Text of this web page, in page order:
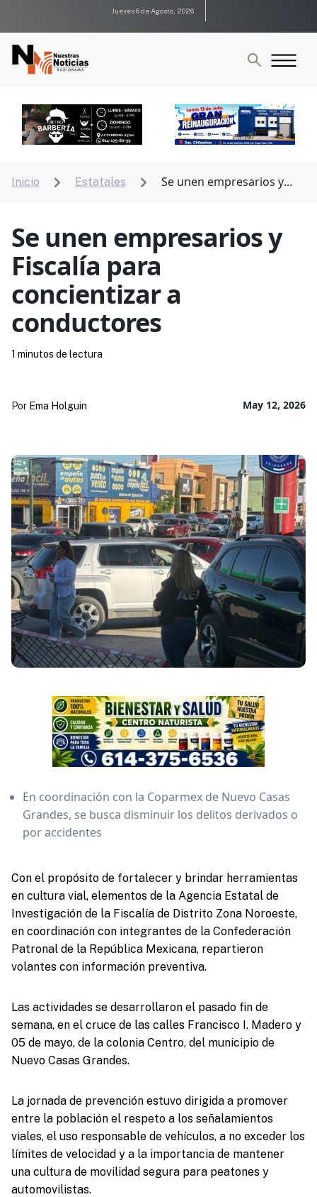
Jueves 6 de Agosto, 2026
Inicio  Estatales 
Se unen empresarios y
Se unen empresarios y
Fiscalía para
concientizar a
conductores
May 12, 2026
Por Ema Holguin
1 minutos de lectura
En coordinación con la Coparmex de Nuevo Casas
Grandes, se busca disminuir los delitos derivados o
por accidentes
Con el propósito de fortalecer y brindar herramientas
en cultura vial, elementos de la Agencia Estatal de
Investigación de la Fiscalía de Distrito Zona Noroeste,
en coordinación con integrantes de la Confederación
Patronal de la República Mexicana, repartieron
volantes con información preventiva.
Las actividades se desarrollaron el pasado fin de
semana, en el cruce de las calles Francisco I. Madero y
05 de mayo, de la colonia Centro, del municipio de
Nuevo Casas Grandes.
La jornada de prevención estuvo dirigida a promover
entre la población el respeto a los señalamientos
viales, el uso responsable de vehículos, a no exceder los
límites de velocidad y a la importancia de mantener
una cultura de movilidad segura para peatones y
automovilistas.